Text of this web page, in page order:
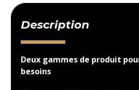
Description
Deux gammes de produit
besoins